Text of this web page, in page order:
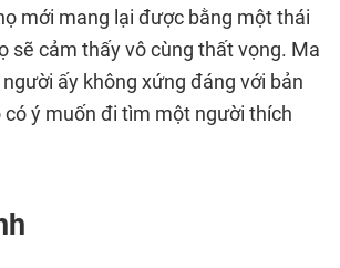
mới mang lại được bằng một thái
sẽ cảm thấy vô cùng thất vọng. Ma
ấy không xứng đáng với bản
ý muốn đi tìm một người thích